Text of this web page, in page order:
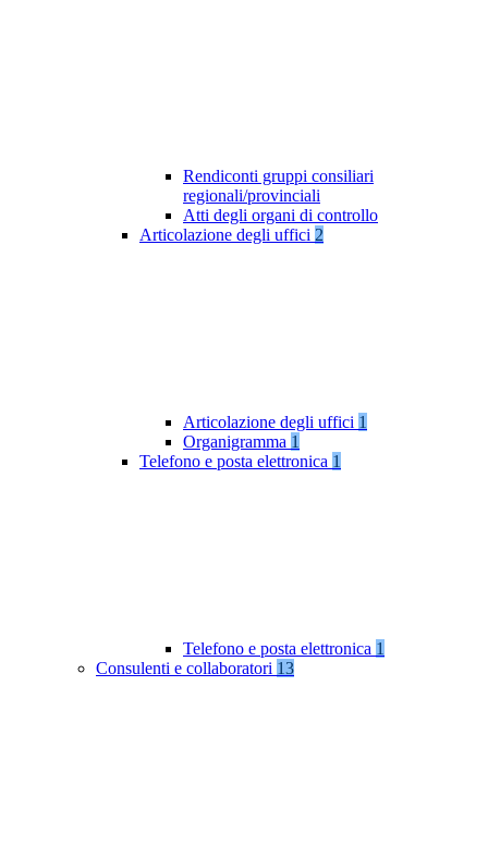
Rendiconti gruppi consiliari
regionali/provinciali
Atti degli organi di controllo
Articolazione degli uffici 2
Articolazione degli uffici 1
Organigramma 1
Telefono e posta elettronica 1
Telefono e posta elettronica 1
Consulenti e collaboratori 13